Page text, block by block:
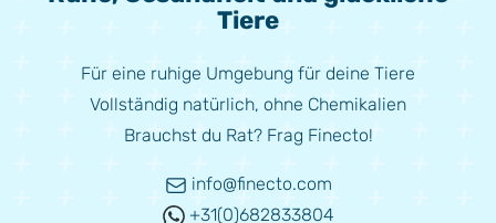
Tiere
Für eine ruhige Umgebung für deine Tiere
Vollständig natürlich, ohne Chemikalien
Brauchst du Rat? Frag Finecto!
info@finecto.com
+31(0)682833804